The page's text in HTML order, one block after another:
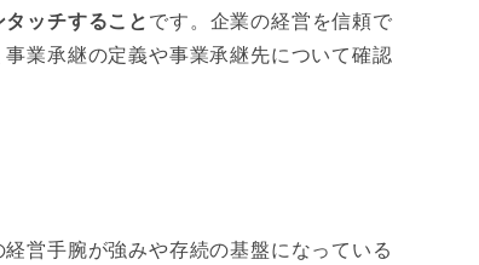
ッチすること です。企業の経営を信頼で
業承継の定義や事業承継先について確認
営手腕が強みや存続の基盤になっている